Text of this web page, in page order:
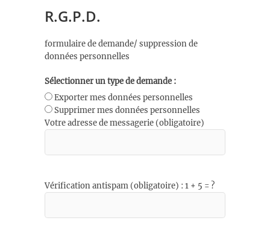
R.G.P.D.
formulaire de demande/ suppression de
données personnelles
Sélectionner un type de demande :
Exporter mes données personnelles
Supprimer mes données personnelles
Votre adresse de messagerie (obligatoire)
Vérification antispam (obligatoire) : 1 + 5 = ?